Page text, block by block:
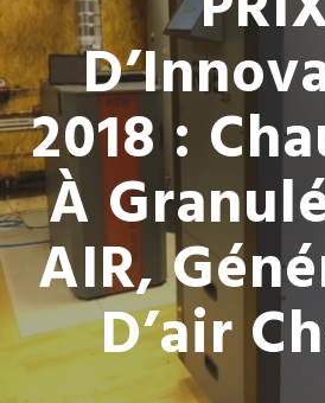
2018 :
À
AIR,
D’air